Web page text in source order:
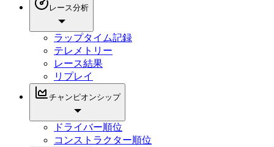
レース分析
ラップタイム記録
テレメトリー
レース結果
リプレイ
チャンピオンシップ
ドライバー順位
コンストラクター順位